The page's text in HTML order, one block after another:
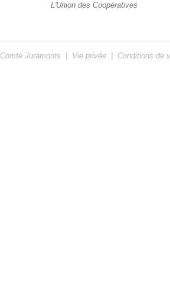
L'Union des Coopératives
Comte Juramonts Vie privée Conditions de